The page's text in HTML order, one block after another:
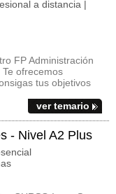
a distancia |
FP Administración
ofrecemos
tus objetivos
ver temario
- Nivel A2 Plus